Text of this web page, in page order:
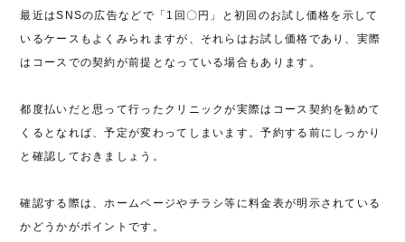
最近はSNSの広告などで「1回〇円」と初回のお試し価格を示して
いるケースもよくみられますが、それらはお試し価格であり、実際
はコースでの契約が前提となっている場合もあります。
都度払いだと思って行ったクリニックが実際はコース契約を勧めて
くるとなれば、予定が変わってしまいます。予約する前にしっかり
と確認しておきましょう。
確認する際は、ホームページやチラシ等に料金表が明示されている
かどうかがポイントです。